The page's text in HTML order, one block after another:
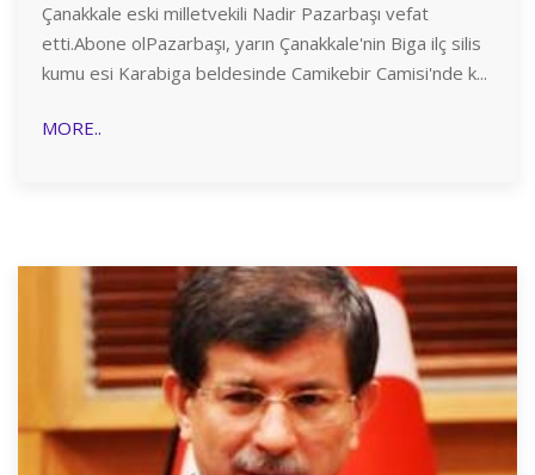
Çanakkale eski milletvekili Nadir Pazarbaşı vefat
etti.Abone olPazarbaşı, yarın Çanakkale'nin Biga ilç silis
kumu esi Karabiga beldesinde Camikebir Camisi'nde k...
MORE..